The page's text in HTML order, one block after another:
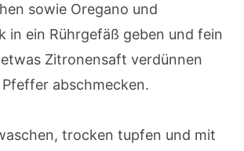
sowie Oregano und
in ein Rührgefäß geben und fein
Zitronensaft verdünnen
abschmecken.
trocken tupfen und mit